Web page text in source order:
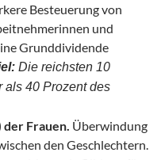
Besteuerung von
und
Grunddividende
Die reichsten 10
als 40 Prozent des
Frauen. Überwindung
den Geschlechtern.